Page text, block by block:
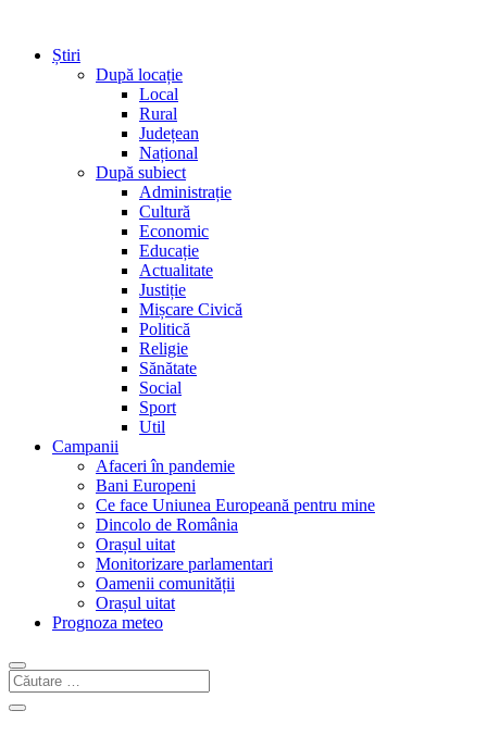
Știri
După locație
Local
Rural
Județean
Național
După subiect
Administrație
Cultură
Economic
Educație
Actualitate
Justiție
Mișcare Civică
Politică
Religie
Sănătate
Social
Sport
Util
Campanii
Afaceri în pandemie
Bani Europeni
Ce face Uniunea Europeană pentru mine
Dincolo de România
Orașul uitat
Monitorizare parlamentari
Oamenii comunității
Orașul uitat
Prognoza meteo